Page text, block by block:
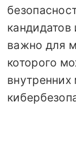
кандидатов
важно для
которого
внутренних